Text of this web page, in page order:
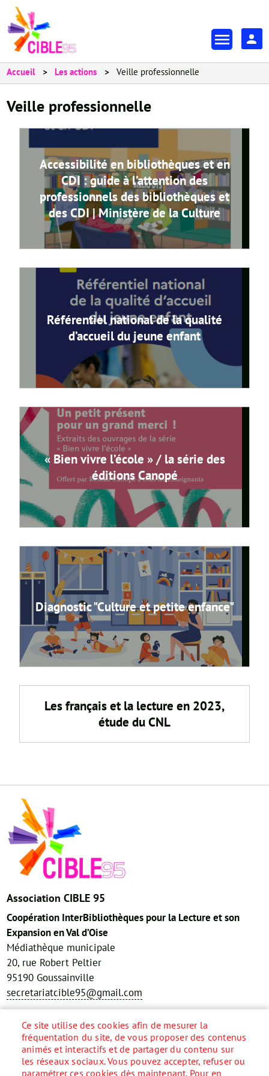
En-
tête
Accueil Les actions Veille professionnelle
Veille professionnelle
Accessibilité en bibliothèques et en
CDI : guide à l’attention des
professionnels des bibliothèques et
des CDI | Ministère de la Culture
Référentiel national de la qualité
d’accueil du jeune enfant
« Bien vivre l’école » / la série des
éditions Canopé
Diagnostic "Culture et petite enfance"
Les français et la lecture en 2023,
étude du CNL
Association CIBLE 95
Coopération InterBibliothèques pour la Lecture et son
Expansion en Val d’Oise
Médiathèque municipale
20, rue Robert Peltier
95190 Goussainville
secretariatcible95@gmail.com
Réseaux sociaux
Ce site utilise des cookies afin de mesurer la
fréquentation du site, de vous proposer des contenus
animés et interactifs et de partager du contenu sur
les réseaux sociaux. Vous pouvez accepter, refuser ou
paramétrer ces cookies dès maintenant. Pour en